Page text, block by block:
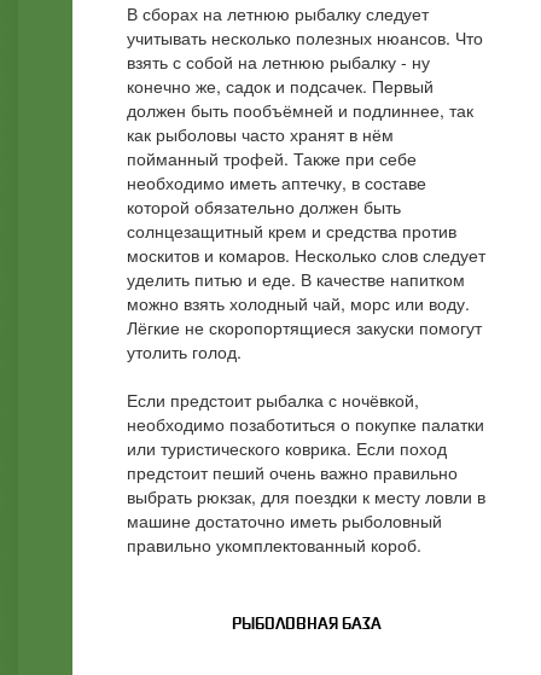
В сборах на летнюю рыбалку следует
учитывать несколько полезных нюансов. Что
взять с собой на летнюю рыбалку - ну
конечно же, садок и подсачек. Первый
должен быть пообъёмней и подлиннее, так
как рыболовы часто хранят в нём
пойманный трофей. Также при себе
необходимо иметь аптечку, в составе
которой обязательно должен быть
солнцезащитный крем и средства против
москитов и комаров. Несколько слов следует
уделить питью и еде. В качестве напитком
можно взять холодный чай, морс или воду.
Лёгкие не скоропортящиеся закуски помогут
утолить голод.
Если предстоит рыбалка с ночёвкой,
необходимо позаботиться о покупке палатки
или туристического коврика. Если поход
предстоит пеший очень важно правильно
выбрать рюкзак, для поездки к месту ловли в
машине достаточно иметь рыболовный
правильно укомплектованный короб.
РЫБОЛОВНАЯ БАЗА